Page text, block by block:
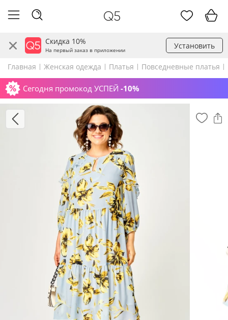
Скидка 10%
На первый заказ в приложении Установить
Главная Женская одежда Платья Повседневные платья
Сегодня промокод УСПЕЙ -10%